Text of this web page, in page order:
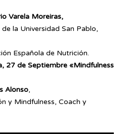
Varela Moreiras,
la Universidad San Pablo,
Española de Nutrición.
27 de Septiembre «Mindfulness
Alonso,
y Mindfulness, Coach y